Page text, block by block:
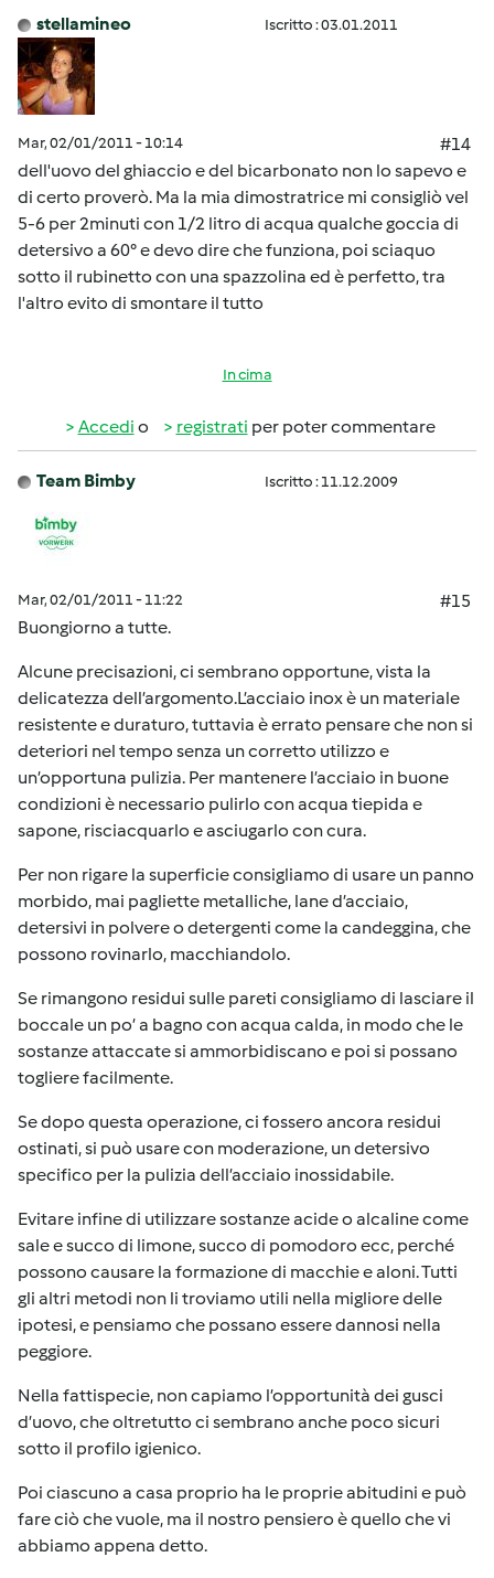
stellamineo Iscritto : 03.01.2011
Mar, 02/01/2011 - 10:14
#14
dell'uovo del ghiaccio e del bicarbonato non lo sapevo e
di certo proverò. Ma la mia dimostratrice mi consigliò vel
5-6 per 2minuti con 1/2 litro di acqua qualche goccia di
detersivo a 60° e devo dire che funziona, poi sciaquo
sotto il rubinetto con una spazzolina ed è perfetto, tra
l'altro evito di smontare il tutto
In cima
Accedi o registrati per poter commentare
Team Bimby Iscritto : 11.12.2009
Mar, 02/01/2011 - 11:22
#15
Buongiorno a tutte.
Alcune precisazioni, ci sembrano opportune, vista la
delicatezza dell’argomento.L’acciaio inox è un materiale
resistente e duraturo, tuttavia è errato pensare che non si
deteriori nel tempo senza un corretto utilizzo e
un’opportuna pulizia. Per mantenere l’acciaio in buone
condizioni è necessario pulirlo con acqua tiepida e
sapone, risciacquarlo e asciugarlo con cura.
Per non rigare la superficie consigliamo di usare un panno
morbido, mai pagliette metalliche, lane d’acciaio,
detersivi in polvere o detergenti come la candeggina, che
possono rovinarlo, macchiandolo.
Se rimangono residui sulle pareti consigliamo di lasciare il
boccale un po’ a bagno con acqua calda, in modo che le
sostanze attaccate si ammorbidiscano e poi si possano
togliere facilmente.
Se dopo questa operazione, ci fossero ancora residui
ostinati, si può usare con moderazione, un detersivo
specifico per la pulizia dell’acciaio inossidabile.
Evitare infine di utilizzare sostanze acide o alcaline come
sale e succo di limone, succo di pomodoro ecc, perché
possono causare la formazione di macchie e aloni. Tutti
gli altri metodi non li troviamo utili nella migliore delle
ipotesi, e pensiamo che possano essere dannosi nella
peggiore.
Nella fattispecie, non capiamo l’opportunità dei gusci
d’uovo, che oltretutto ci sembrano anche poco sicuri
sotto il profilo igienico.
Poi ciascuno a casa proprio ha le proprie abitudini e può
fare ciò che vuole, ma il nostro pensiero è quello che vi
abbiamo appena detto.